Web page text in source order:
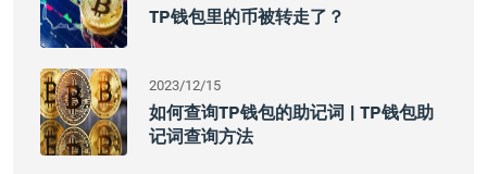
TP钱包里的币被转走了？
2023/12/15
如何查询TP钱包的助记词 | TP钱包助
记词查询方法